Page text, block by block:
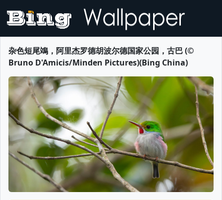
杂色短尾鴗，阿里杰罗德胡波尔德国家公园，古巴 (©
Bruno D'Amicis/Minden Pictures)(Bing China)